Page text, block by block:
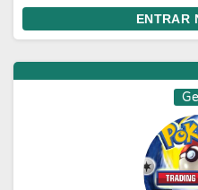
ENTRAR